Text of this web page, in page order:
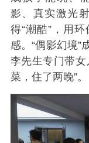
影、真实激光
得“潮酷”，用
感。“偶影幻境”
李先生专门带女
菜，住了两晚”。